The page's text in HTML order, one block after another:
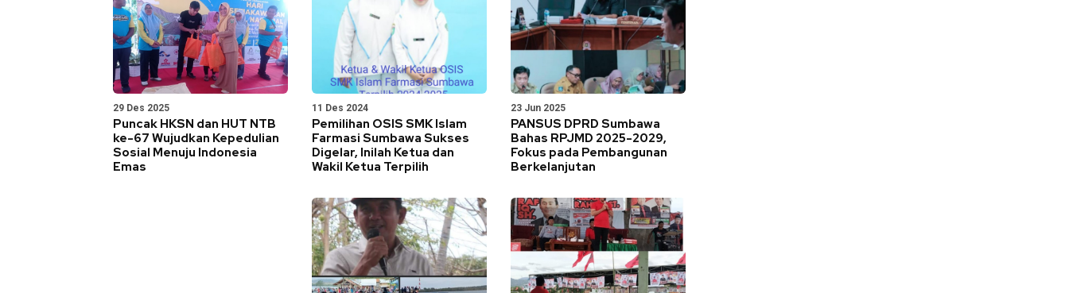
29 Des 2025
Puncak HKSN dan HUT NTB
ke-67 Wujudkan Kepedulian
Sosial Menuju Indonesia
Emas
11 Des 2024
Pemilihan OSIS SMK Islam
Farmasi Sumbawa Sukses
Digelar, Inilah Ketua dan
Wakil Ketua Terpilih
23 Jun 2025
PANSUS DPRD Sumbawa
Bahas RPJMD 2025-2029,
Fokus pada Pembangunan
Berkelanjutan